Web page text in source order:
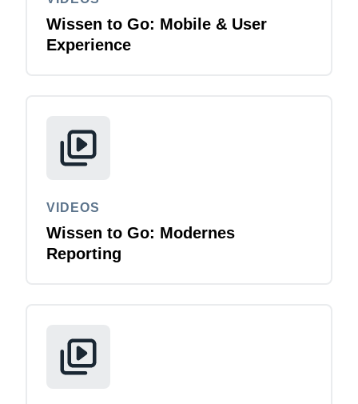
Wissen to Go: Mobile & User
Experience
VIDEOS
Wissen to Go: Modernes
Reporting